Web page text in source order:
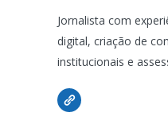
Jornalista com
digital, criação de
institucionais e